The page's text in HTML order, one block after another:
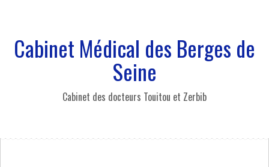
t
Cabinet Médical des Berges de
Seine
Cabinet des docteurs Touitou et Zerbib